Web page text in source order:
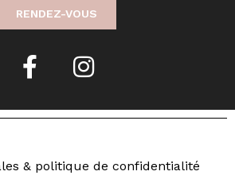
RENDEZ-VOUS
& politique de confidentialité